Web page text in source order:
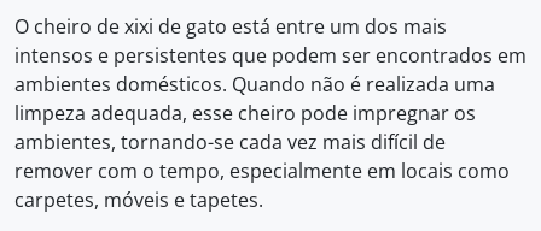
O cheiro de xixi de gato está entre um dos mais
intensos e persistentes que podem ser encontrados em
ambientes domésticos. Quando não é realizada uma
limpeza adequada, esse cheiro pode impregnar os
ambientes, tornando-se cada vez mais difícil de
remover com o tempo, especialmente em locais como
carpetes, móveis e tapetes.